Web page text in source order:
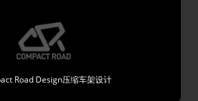
Road Design压缩车架设计